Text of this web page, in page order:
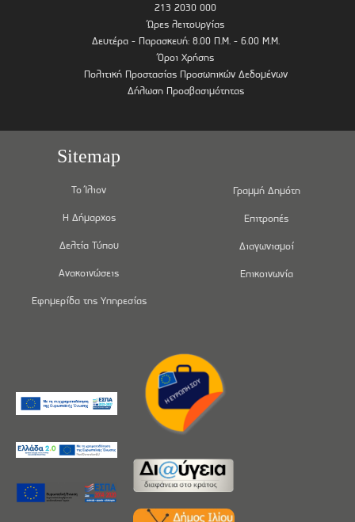
213 2030 000
Ώρες λειτουργίας
Δευτέρα - Παρασκευή: 8.00 Π.Μ. - 6.00 Μ.Μ.
Όροι Χρήσης
Πολιτική Προστασίας Προσωπικών Δεδομένων
Δήλωση Προσβασιμότητας
Sitemap
Το Ίλιον
Η Δήμαρχος
Δελτία Τύπου
Ανακοινώσεις
Εφημερίδα της Υπηρεσίας
Γραμμή Δημότη
Επιτροπές
Διαγωνισμοί
Επικοινωνία